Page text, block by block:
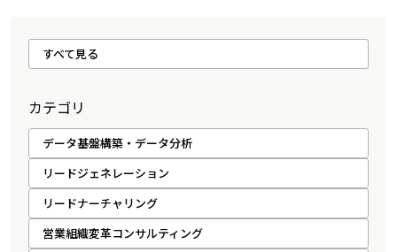
すべて見る
カテゴリ
データ基盤構築・データ分析
リードジェネレーション
リードナーチャリング
営業組織変革コンサルティング